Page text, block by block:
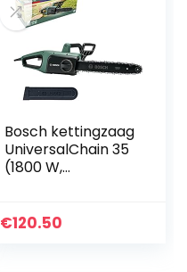
Bosch kettingzaag
UniversalChain 35
(1800 W,
kettingsnelheid:
€120.50